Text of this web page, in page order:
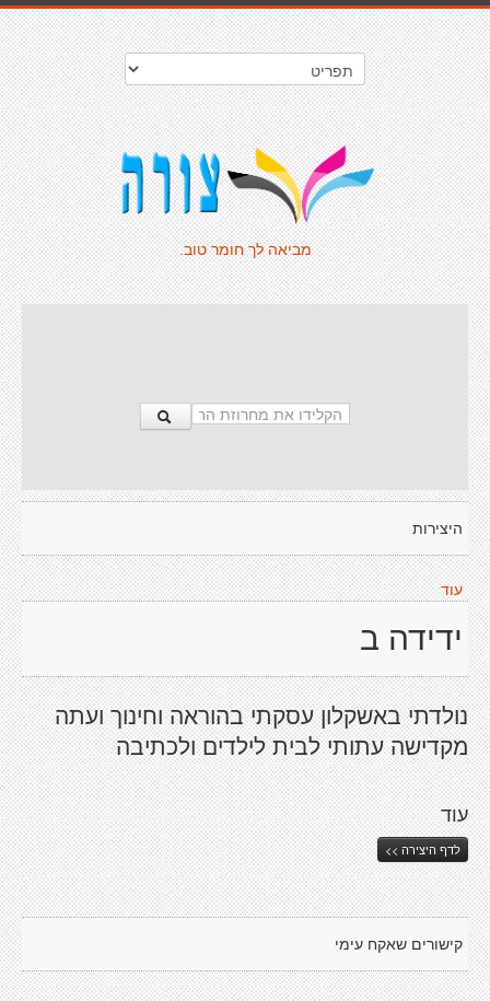
מביאה לך חומר טוב.
היצירות
עוד
ידידה ב
נולדתי באשקלון עסקתי בהוראה וחינוך ועתה
מקדישה עתותי לבית לילדים ולכתיבה
עוד
לדף היצירה >>
קישורים שאקח עימי